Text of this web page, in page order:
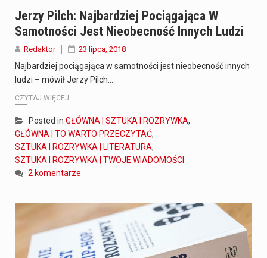
Jerzy Pilch: Najbardziej Pociągająca W
Samotności Jest Nieobecność Innych Ludzi
Redaktor 23 lipca, 2018
Najbardziej pociągająca w samotności jest nieobecność innych
ludzi – mówił Jerzy Pilch…
CZYTAJ WIĘCEJ...
Posted in GŁÓWNA | SZTUKA I ROZRYWKA,
GŁÓWNA | TO WARTO PRZECZYTAĆ,
SZTUKA I ROZRYWKA | LITERATURA,
SZTUKA I ROZRYWKA | TWOJE WIADOMOŚCI
2 komentarze